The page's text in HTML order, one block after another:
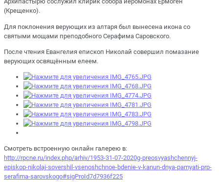
(Крещенко).
Для поклонения верующих из алтаря был вынесена икона со
святыми мощами преподобного Серафима Саровского.
После чтения Евангелия епископ Николай совершил помазание
верующих освящённым елеем.
Смотреть встроенную онлайн галерею в:
http://rpcne.ru/index.php/arhiv/1953-31-07-2020g-preosvyashchennyj-
episkop-nikolaj-sovershil-vsenoshchnoe-bdenie-v-kanun-dnya-pamyati-prp-
serafima-sarovskogo#sigProId7d7936f225